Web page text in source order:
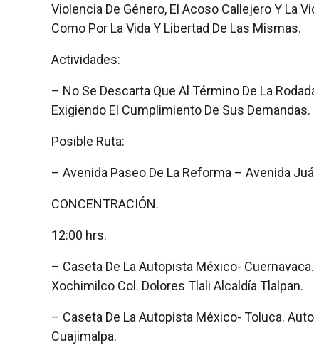
Violencia De Género, El Acoso Callejero Y La
Como Por La Vida Y Libertad De Las Mismas.
Actividades:
– No Se Descarta Que Al Término De La
Exigiendo El Cumplimiento De Sus Demandas.
Posible Ruta:
– Avenida Paseo De La Reforma – Avenida
CONCENTRACIÓN.
12:00 hrs.
– Caseta De La Autopista México-
Xochimilco Col. Dolores Tlali Alcaldía Tlalpan.
– Caseta De La Autopista México- Toluca.
Cuajimalpa.